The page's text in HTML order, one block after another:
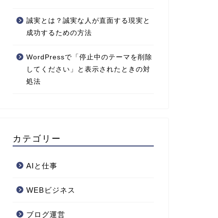
誠実とは？誠実な人が直面する現実と
成功するための方法
WordPressで「停止中のテーマを削除
してください」と表示されたときの対
処法
カテゴリー
AIと仕事
WEBビジネス
ブログ運営